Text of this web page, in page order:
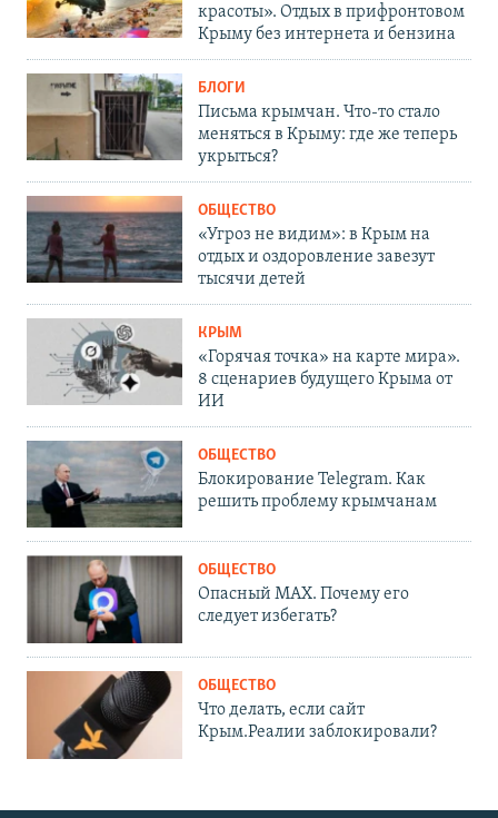
красоты». Отдых в прифронтовом
Крыму без интернета и бензина
БЛОГИ
Письма крымчан. Что-то стало
меняться в Крыму: где же теперь
укрыться?
ОБЩЕСТВО
«Угроз не видим»: в Крым на
отдых и оздоровление завезут
тысячи детей
КРЫМ
«Горячая точка» на карте мира».
8 сценариев будущего Крыма от
ИИ
ОБЩЕСТВО
Блокирование Telegram. Как
решить проблему крымчанам
ОБЩЕСТВО
Опасный MAX. Почему его
следует избегать?
ОБЩЕСТВО
Что делать, если сайт
Крым.Реалии заблокировали?